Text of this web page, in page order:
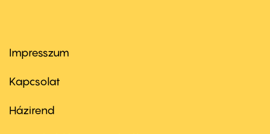
Footer
first
Impresszum
Kapcsolat
Footer
Házirend